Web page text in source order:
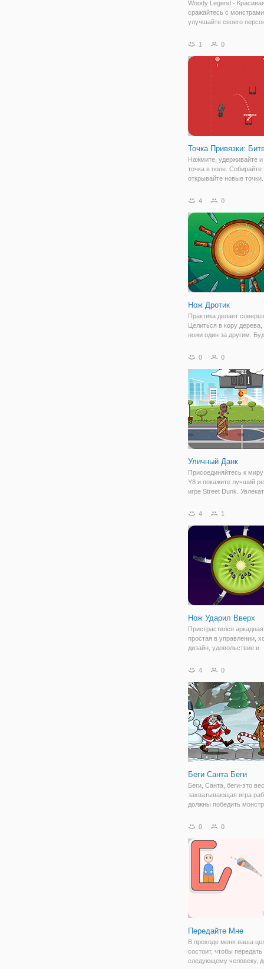
Woody Legend -
сражайтесь с
улучшайте своего
нужно уничтожить всех
на следующий уровень.
1 0
Точка Привязки:
Нажмите, удерживайте и
точка в поле. Собирайте
открывайте новые
устройстве. Играть
игрой.
4 0
Нож Дротик
Практика делает
Целиться в кору дерева,
ножи один за другим.
ножи в пустые места.
Используйте монеты,
разблокировать
0 0
Уличный Данк
Присоединяйтесь к
Y8 и покажите лучший
игре Street Dunk.
можете стрелять в
тренировка. Играйте в
4 1
Нож Ударил Вверх
Пристрастился аркадная
простая в управлении,
дизайн, удовольствие и
Докажите, что вы
4 0
Беги Санта Беги
Беги, Санта, беги-это
захватывающая игра
должны победить
подарков, как вы
торбой. Нажмите
бросить бомбу и
0 0
Передайте Мне
В проходе меня ваша
состоит, чтобы
следующему человеку,